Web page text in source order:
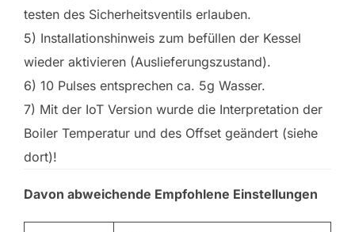
testen des Sicherheitsventils erlauben.
5) Installationshinweis zum befüllen der Kessel
wieder aktivieren (Auslieferungszustand).
6) 10 Pulses entsprechen ca. 5g Wasser.
7) Mit der IoT Version wurde die Interpretation der
Boiler Temperatur und des Offset geändert (siehe
dort)!
Davon abweichende Empfohlene Einstellungen